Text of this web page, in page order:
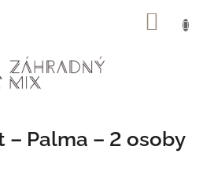
– Palma – 2 osoby